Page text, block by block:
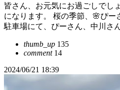
皆さん、お元気にお過ごしでし
になります。 桜の季節、🌸ぴー
駐車場にて、ぴーさん、中川さ
thumb_up 135
comment14
2024/06/21 18:39